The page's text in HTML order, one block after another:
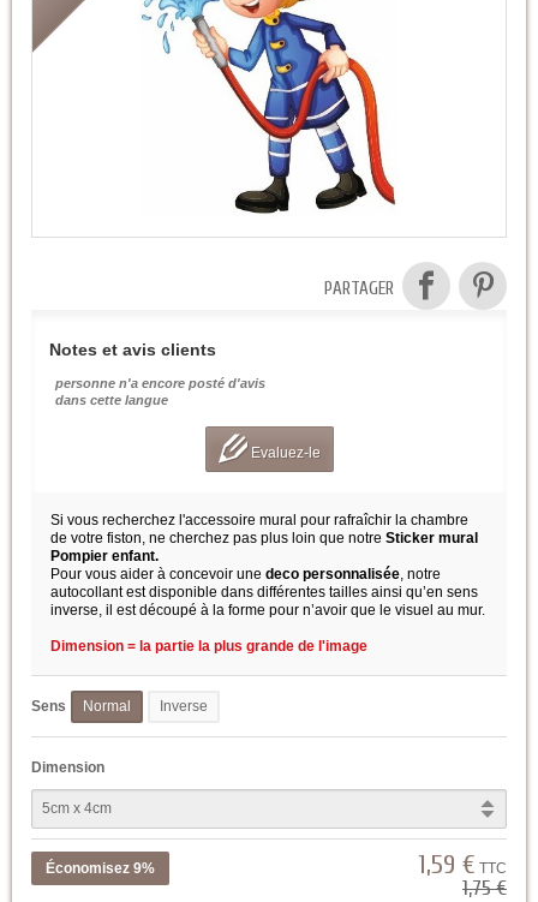
PARTAGER
Notes et avis clients
personne n'a encore posté d'avis
dans cette langue
Evaluez-le
Si vous recherchez l'accessoire mural pour rafraîchir la chambre
de votre fiston, ne cherchez pas plus loin que notre Sticker mural
Pompier enfant.
Pour vous aider à concevoir une deco personnalisée, notre
autocollant est disponible dans différentes tailles ainsi qu’en sens
inverse, il est découpé à la forme pour n’avoir que le visuel au mur.
Dimension = la partie la plus grande de l'image
Sens Normal Inverse
Dimension
Économisez 9% 1,59 € TTC
1,75 €